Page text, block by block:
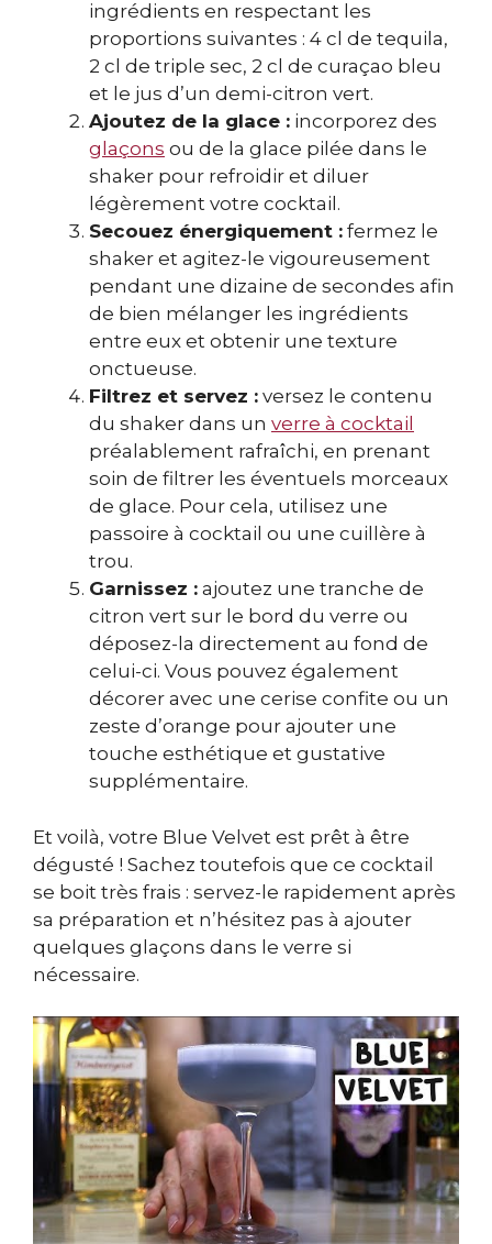
ingrédients en respectant les
proportions suivantes : 4 cl de tequila,
2 cl de triple sec, 2 cl de curaçao bleu
et le jus d’un demi-citron vert.
Ajoutez de la glace : incorporez des
glaçons ou de la glace pilée dans le
shaker pour refroidir et diluer
légèrement votre cocktail.
Secouez énergiquement : fermez le
shaker et agitez-le vigoureusement
pendant une dizaine de secondes afin
de bien mélanger les ingrédients
entre eux et obtenir une texture
onctueuse.
Filtrez et servez : versez le contenu
du shaker dans un verre à cocktail
préalablement rafraîchi, en prenant
soin de filtrer les éventuels morceaux
de glace. Pour cela, utilisez une
passoire à cocktail ou une cuillère à
trou.
Garnissez : ajoutez une tranche de
citron vert sur le bord du verre ou
déposez-la directement au fond de
celui-ci. Vous pouvez également
décorer avec une cerise confite ou un
zeste d’orange pour ajouter une
touche esthétique et gustative
supplémentaire.
Et voilà, votre Blue Velvet est prêt à être
dégusté ! Sachez toutefois que ce cocktail
se boit très frais : servez-le rapidement après
sa préparation et n’hésitez pas à ajouter
quelques glaçons dans le verre si
nécessaire.